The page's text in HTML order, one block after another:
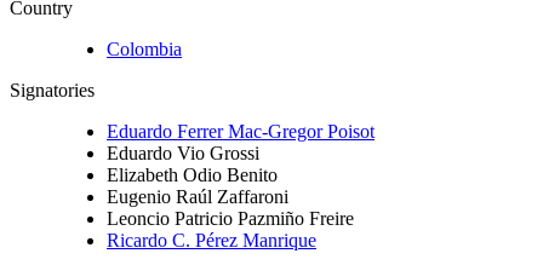
Country
Colombia
Signatories
Eduardo Ferrer Mac-Gregor Poisot
Eduardo Vio Grossi
Elizabeth Odio Benito
Eugenio Raúl Zaffaroni
Leoncio Patricio Pazmiño Freire
Ricardo C. Pérez Manrique